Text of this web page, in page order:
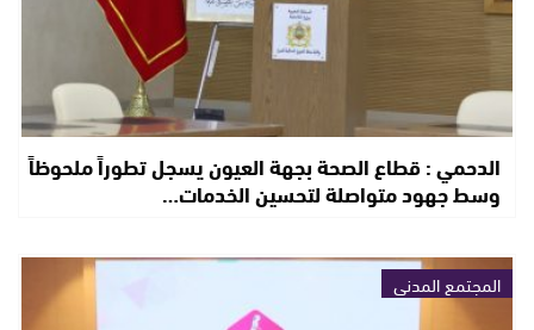
الدحمي : قطاع الصحة بجهة العيون يسجل تطوراً ملحوظاً
وسط جهود متواصلة لتحسين الخدمات…
المجتمع المدني